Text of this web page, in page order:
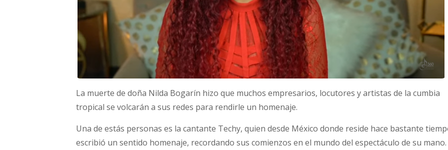
La muerte de doña Nilda Bogarín hizo que muchos empresarios, locutores y artistas de la cumbia
tropical se volcarán a sus redes para rendirle un homenaje.
Una de estás personas es la cantante Techy, quien desde México donde reside hace bastante
escribió un sentido homenaje, recordando sus comienzos en el mundo del espectáculo de su mano.